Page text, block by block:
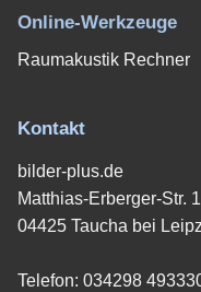
Online-Werkzeuge
Raumakustik Rechner
Kontakt
bilder-plus.de
Matthias-Erberger-Str.
04425 Taucha bei
Telefon: 034298